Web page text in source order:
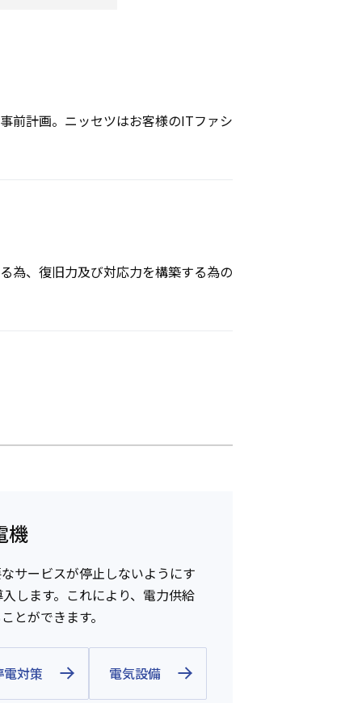
前計画。ニッセツはお客様のITファシ
為、復旧力及び対応力を構築する為の
機
サービスが停止しないようにす
します。これにより、電力供給
とができます。
電対策 電気設備